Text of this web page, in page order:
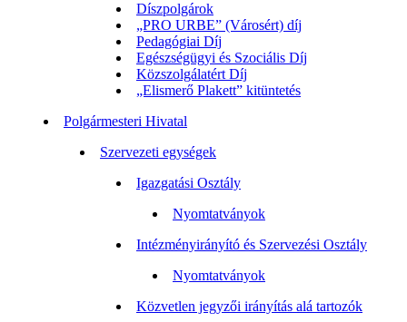
Díszpolgárok
„PRO URBE” (Városért) díj
Pedagógiai Díj
Egészségügyi és Szociális Díj
Közszolgálatért Díj
„Elismerő Plakett” kitüntetés
Polgármesteri Hivatal
Szervezeti egységek
Igazgatási Osztály
Nyomtatványok
Intézményirányító és Szervezési Osztály
Nyomtatványok
Közvetlen jegyzői irányítás alá tartozók